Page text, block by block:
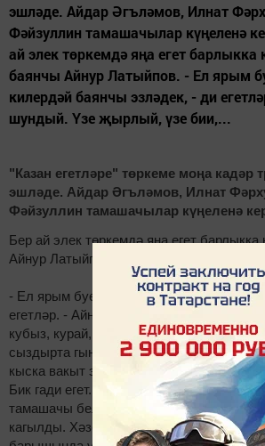
эшләде. Айдар Әгъләмов, Илнат
Фәйзуллин тамашачылар күңеленә
ай элек төркемдә яңа егет барлыкка
баянчы Айнур Латыйпов. - Ел ярым
килердәй баянчы эзләдек, - ди
шундый. Үзе җырлый, үзе бии,...
"Казан егетләре" төркеме моңа
эшләде. Айдар Әгъләмов, Илнат
Фәйзуллин тамашачылар күңеленә
Бер ай элек төркемдә яңа егет
Айнур Латыйпов.
- Ел ярым буе үзебезгә туры килердәй
егетләр. - Айнур шундый. Үзе җырлый,
кубыз, курай, тальян, хромка кебек уен
сыздырта гына. Әле безгә кушылганына
кыска вакыт эчендә программаны
Бик гади егет. Бер-беребезне ярты
тамашачы белән дә җиңел аралаша.
кагылды. Хәзер ул да көне-төне шунда